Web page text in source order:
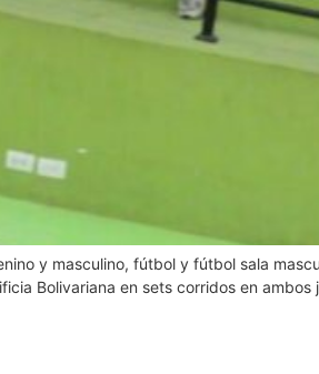
y masculino, fútbol y fútbol sala
Bolivariana en sets corridos en ambos